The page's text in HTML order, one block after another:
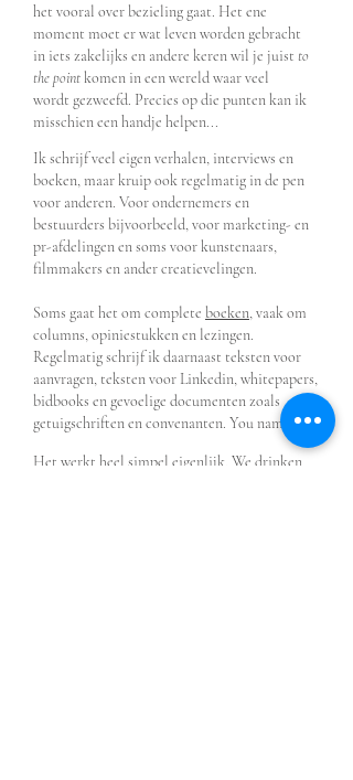
het vooral over bezieling gaat. Het ene
moment moet er wat levenworden gebracht
in iets zakelijks en andere keren wil je juist to
the pointkomen in een wereld waar veel
wordt gezweefd. Precies op die punten kan ik
misschien een handje helpen...
Ik schrijf veel eigen verhalen, interviews en
boeken, maar kruipook regelmatig in de pen
voor anderen. Voor ondernemers en
bestuurders bijvoorbeeld, voor marketing- en
pr-afdelingen en soms voor kunstenaars,
filmmakers en ander creatievelingen.
Soms gaat het om complete boeken, vaak om
columns, opiniestukken en lezingen.
Regelmatig schrijf ik daarnaast teksten voor
aanvragen, teksten voor Linkedin, whitepapers,
bidbooks en gevoelige documenten zoals
getuigschriften en convenanten. You name it...
Het werkt heel simpel eigenlijk. We drinken